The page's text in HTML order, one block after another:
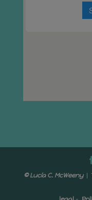
© Lucía C. McWeeny
|